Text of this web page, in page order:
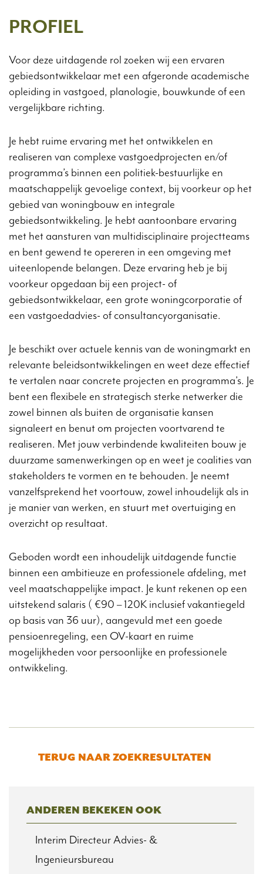
PROFIEL
Voor deze uitdagende rol zoeken wij een ervaren
gebiedsontwikkelaar met een afgeronde academische
opleiding in vastgoed, planologie, bouwkunde of een
vergelijkbare richting.
Je hebt ruime ervaring met het ontwikkelen en
realiseren van complexe vastgoedprojecten en/of
programma’s binnen een politiek-bestuurlijke en
maatschappelijk gevoelige context, bij voorkeur op het
gebied van woningbouw en integrale
gebiedsontwikkeling. Je hebt aantoonbare ervaring
met het aansturen van multidisciplinaire projectteams
en bent gewend te opereren in een omgeving met
uiteenlopende belangen. Deze ervaring heb je bij
voorkeur opgedaan bij een project- of
gebiedsontwikkelaar, een grote woningcorporatie of
een vastgoedadvies- of consultancyorganisatie.
Je beschikt over actuele kennis van de woningmarkt en
relevante beleidsontwikkelingen en weet deze effectief
te vertalen naar concrete projecten en programma’s. Je
bent een flexibele en strategisch sterke netwerker die
zowel binnen als buiten de organisatie kansen
signaleert en benut om projecten voortvarend te
realiseren. Met jouw verbindende kwaliteiten bouw je
duurzame samenwerkingen op en weet je coalities van
stakeholders te vormen en te behouden. Je neemt
vanzelfsprekend het voortouw, zowel inhoudelijk als in
je manier van werken, en stuurt met overtuiging en
overzicht op resultaat.
Geboden wordt een inhoudelijk uitdagende functie
binnen een ambitieuze en professionele afdeling, met
veel maatschappelijke impact. Je kunt rekenen op een
uitstekend salaris ( €90 – 120K inclusief vakantiegeld
op basis van 36 uur), aangevuld met een goede
pensioenregeling, een OV-kaart en ruime
mogelijkheden voor persoonlijke en professionele
ontwikkeling.
TERUG NAAR ZOEKRESULTATEN
ANDEREN BEKEKEN OOK
Interim Directeur Advies- &
Ingenieursbureau